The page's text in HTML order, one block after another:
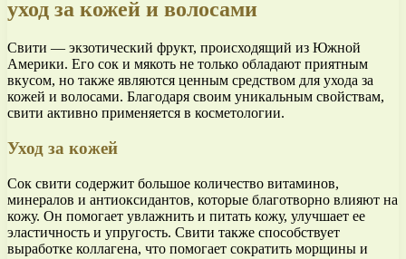
уход за кожей и волосами
Свити — экзотический фрукт, происходящий из Южной
Америки. Его сок и мякоть не только обладают приятным
вкусом, но также являются ценным средством для ухода за
кожей и волосами. Благодаря своим уникальным свойствам,
свити активно применяется в косметологии.
Уход за кожей
Сок свити содержит большое количество витаминов,
минералов и антиоксидантов, которые благотворно влияют на
кожу. Он помогает увлажнить и питать кожу, улучшает ее
эластичность и упругость. Свити также способствует
выработке коллагена, что помогает сократить морщины и